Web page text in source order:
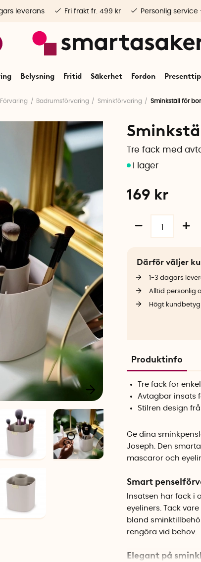
Belysning Fritid Säkerhet Fordon
leverans Fri frakt fr. 499 kr Personlig
Förvaring Badrumsförvaring Sminkförvaring Sminkställ för
Tre fack med
169 kr
Därför väljer
1-3 dagars
Alltid personlig
Högt kundbetyg
Produktinfo
Tre fack för
Avtagbar insats
Stilren design
Ge dina
Joseph. Den
mascaror och
Smart
Insatsen har fack i
eyeliners. Tack
bland
rengöra vid behov.
Elegant på